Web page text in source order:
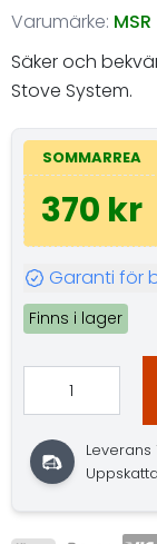
Varumärke: MSR
Säker och
Stove System.
SOMMARREA
370 kr
Garanti för
Finns i lager